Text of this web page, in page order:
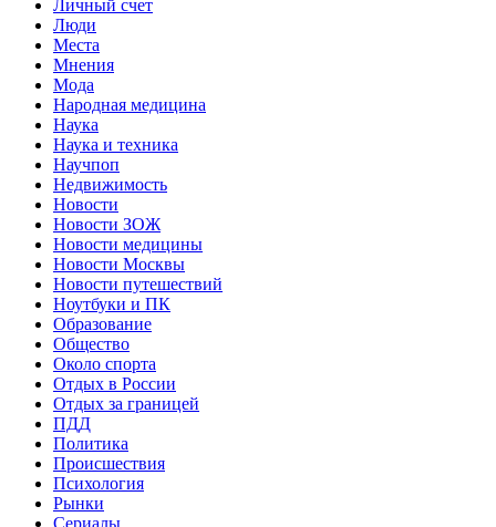
Личный счет
Люди
Места
Мнения
Мода
Народная медицина
Наука
Наука и техника
Научпоп
Недвижимость
Новости
Новости ЗОЖ
Новости медицины
Новости Москвы
Новости путешествий
Ноутбуки и ПК
Образование
Общество
Около спорта
Отдых в России
Отдых за границей
ПДД
Политика
Происшествия
Психология
Рынки
Сериалы